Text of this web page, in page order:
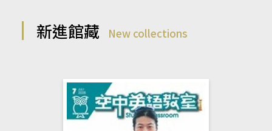
新進館藏 New collections